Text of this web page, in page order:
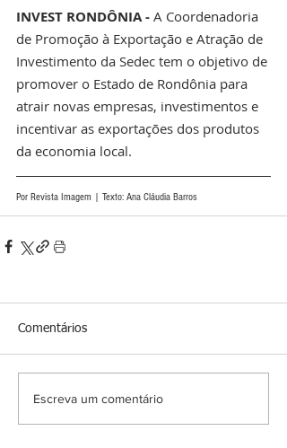
INVEST RONDÔNIA - A Coordenadoria
de Promoção à Exportação e Atração de
Investimento da Sedec tem o objetivo de
promover o Estado de Rondônia para
atrair novas empresas, investimentos e
incentivar as exportações dos produtos
da economia local.
Por Revista Imagem | Texto: Ana Cláudia Barros
Comentários
Escreva um comentário